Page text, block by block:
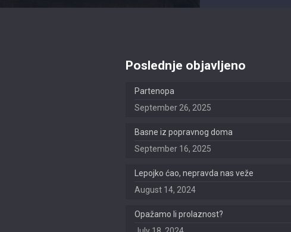
Poslednje objavljeno
Partenopa
September 26, 2025
Basne iz popravnog doma
September 16, 2025
Lepojko ćao, nepravda nas veže
August 14, 2024
Opažamo li prolaznost?